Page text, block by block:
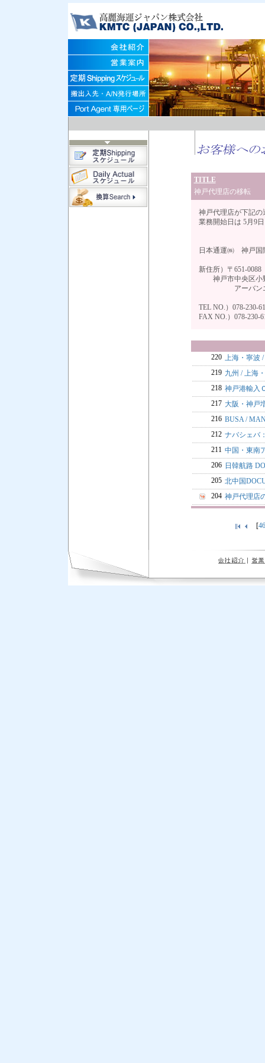
TITLE
神戸代理店の移転
神戸代理店が下記
業務開始日は 5月9
日本通運㈱ 神戸
新住所）〒651-0088
神戸市中央区小
アーバンエー
TEL NO.）078-230-
FAX NO.）078-230-
220 上海・寧波
219 九州 / 上海
218 神戸港輸入
217 大阪・神戸
216 BUSA /
212 ナバシェバ
211 中国・東南
206 日韓航路
205 北中国
204 神戸代理店
[46